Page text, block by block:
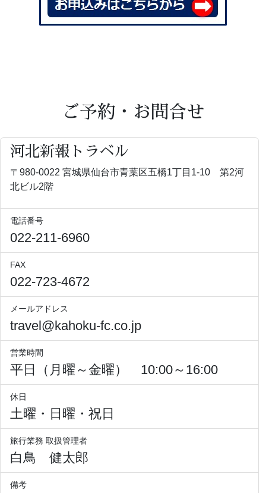
ご予約・お問合せ
河北新報トラベル
〒980-0022 宮城県仙台市青葉区五橋1丁目1-10 第2河
北ビル2階
電話番号
022-211-6960
FAX
022-723-4672
メールアドレス
travel@kahoku-fc.co.jp
営業時間
平日（月曜～金曜） 10:00～16:00
休日
土曜・日曜・祝日
旅行業務 取扱管理者
白鳥 健太郎
備考